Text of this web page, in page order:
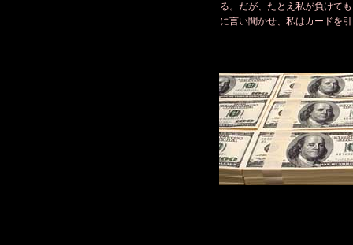
る。だが、たとえ私が負けて
に言い聞かせ、私はカードを